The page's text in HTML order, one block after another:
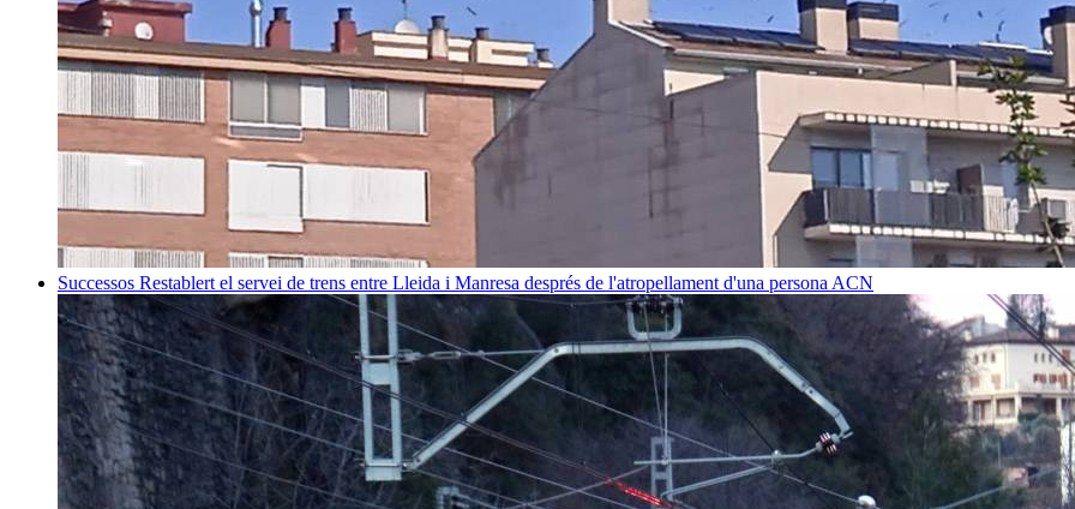
Successos Restablert el servei de trens entre Lleida i Manresa després de l'atropellament d'una persona ACN